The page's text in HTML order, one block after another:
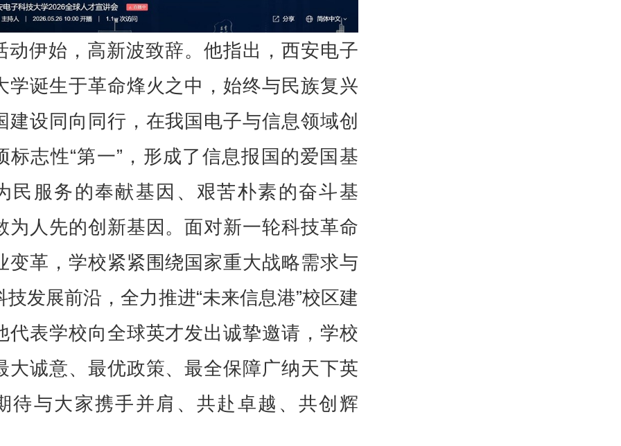
动伊始，高新波致辞。他指出，西安电子
学诞生于革命烽火之中，始终与民族复兴
建设同向同行，在我国电子与信息领域创
标志性“第一”，形成了信息报国的爱国基
民服务的奉献基因、艰苦朴素的奋斗基
为人先的创新基因。面对新一轮科技革命
变革，学校紧紧围绕国家重大战略需求与
技发展前沿，全力推进“未来信息港”校区建
代表学校向全球英才发出诚挚邀请，学校
大诚意、最优政策、最全保障广纳天下英
待与大家携手并肩、共赴卓越、共创辉